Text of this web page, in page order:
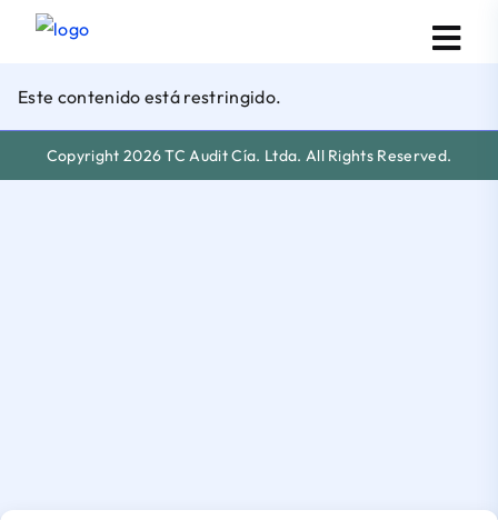
Este contenido está restringido.
Copyright 2026 TC Audit Cía. Ltda. All Rights Reserved.